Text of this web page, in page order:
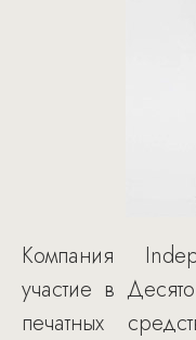
Компания
участие в
печатных